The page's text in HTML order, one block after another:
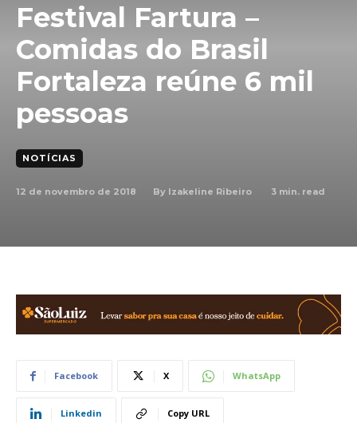
Festival Fartura –
Comidas do Brasil
Fortaleza reúne 6 mil
pessoas
NOTÍCIAS
12 de novembro de 2018 By Izakeline Ribeiro 3 min. read
Facebook X WhatsApp
Linkedin Copy URL